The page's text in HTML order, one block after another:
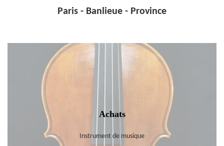
Paris - Banlieue - Province
Achats
Instrument de musique